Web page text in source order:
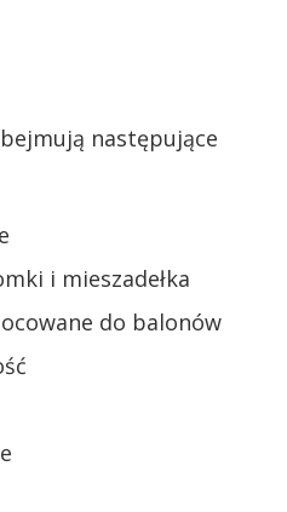
następujące
i mieszadełka
do balonów